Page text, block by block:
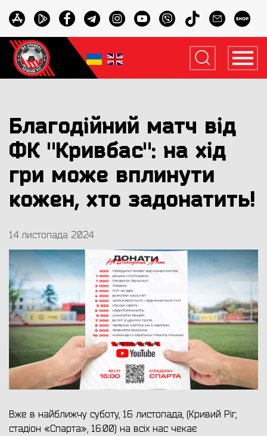
Благодійний матч від
ФК "Кривбас": на хід
гри може вплинути
кожен, хто задонатить!
14 листопада 2024
Вже в найближчу суботу, 16 листопада, (Кривий Ріг,
стадіон «Спарта», 16:00) на всіх нас чекає